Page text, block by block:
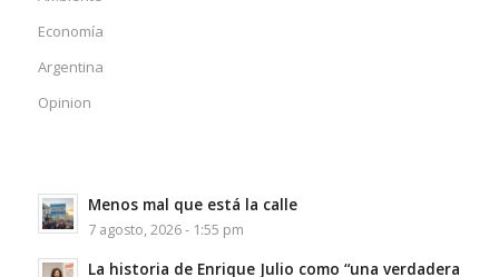
Economía
Argentina
Opinion
Menos mal que está la calle
7 agosto, 2026 - 1:55 pm
La historia de Enrique Julio como “una verdadera